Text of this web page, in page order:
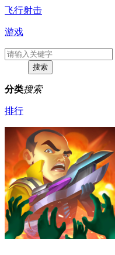
飞行射击
游戏
分类搜索
排行